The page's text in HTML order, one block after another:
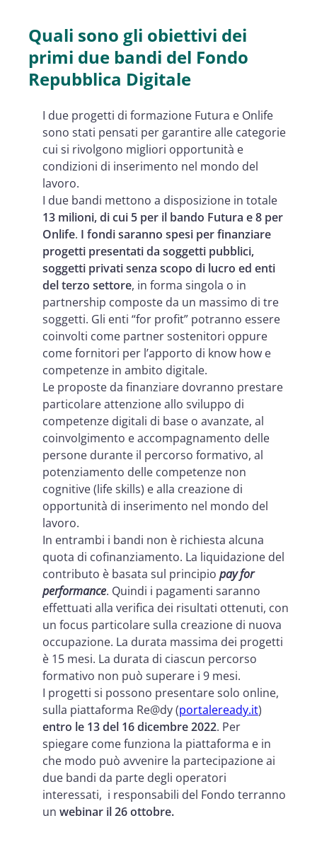
Quali sono gli obiettivi dei
primi due bandi del Fondo
Repubblica Digitale
I due progetti di formazione Futura e Onlife
sono stati pensati per garantire alle categorie
cui si rivolgono migliori opportunità e
condizioni di inserimento nel mondo del
lavoro.
I due bandi mettono a disposizione in totale
13 milioni, di cui 5 per il bando Futura e 8 per
Onlife. I fondi saranno spesi per finanziare
progetti presentati da soggetti pubblici,
soggetti privati senza scopo di lucro ed enti
del terzo settore, in forma singola o in
partnership composte da un massimo di tre
soggetti. Gli enti “for profit” potranno essere
coinvolti come partner sostenitori oppure
come fornitori per l’apporto di know how e
competenze in ambito digitale.
Le proposte da finanziare dovranno prestare
particolare attenzione allo sviluppo di
competenze digitali di base o avanzate, al
coinvolgimento e accompagnamento delle
persone durante il percorso formativo, al
potenziamento delle competenze non
cognitive (life skills) e alla creazione di
opportunità di inserimento nel mondo del
lavoro.
In entrambi i bandi non è richiesta alcuna
quota di cofinanziamento. La liquidazione del
contributo è basata sul principio pay for
performance. Quindi i pagamenti saranno
effettuati alla verifica dei risultati ottenuti, con
un focus particolare sulla creazione di nuova
occupazione. La durata massima dei progetti
è 15 mesi. La durata di ciascun percorso
formativo non può superare i 9 mesi.
I progetti si possono presentare solo online,
sulla piattaforma Re@dy (portaleready.it)
entro le 13 del 16 dicembre 2022. Per
spiegare come funziona la piattaforma e in
che modo può avvenire la partecipazione ai
due bandi da parte degli operatori
interessati, i responsabili del Fondo terranno
un webinar il 26 ottobre.